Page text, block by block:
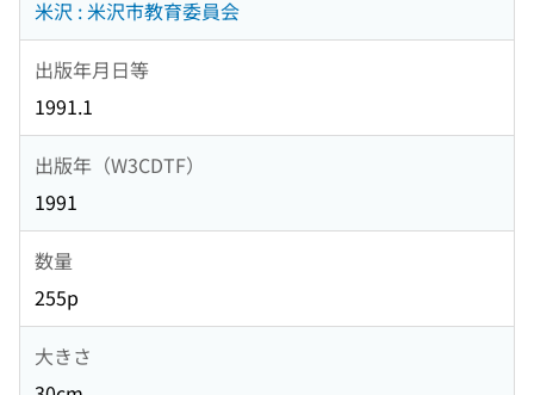
米沢 : 米沢市教育委員会
出版年月日等
1991.1
出版年（W3CDTF）
1991
数量
255p
大きさ